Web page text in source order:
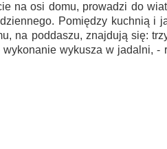
na osi domu, prowadzi do
Pomiędzy kuchnią i
na poddaszu, znajdują się:
wykusza w jadalni, -